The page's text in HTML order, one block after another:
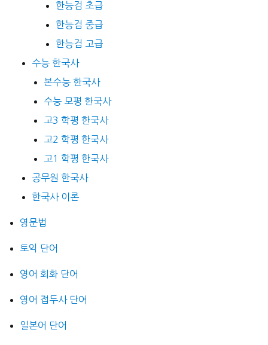
한능검 초급
한능검 중급
한능검 고급
수능 한국사
본수능 한국사
수능 모평 한국사
고3 학평 한국사
고2 학평 한국사
고1 학평 한국사
공무원 한국사
한국사 이론
영문법
토익 단어
영어 회화 단어
영어 접두사 단어
일본어 단어